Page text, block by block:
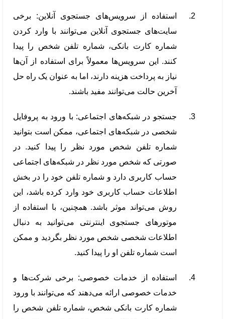
استفاده از سرویس‌های جستجوی آنلاین: برخی
سایت‌های جستجوی آنلاین می‌توانند با وارد کردن
شماره کارت بانکی، شماره تلفن شخص را پیدا
کنند. این سرویس‌ها معمولاً برای استفاده از آن‌ها
نیاز به پرداخت هزینه دارند، اما به عنوان یک راه حل
آخرین حالت می‌توانند مفید باشند.
جستجو در شبکه‌های اجتماعی: با ورود به پروفایل
شخصی در شبکه‌های اجتماعی، ممکن است بتوانید
شماره تلفن شخص مورد نظر را پیدا کنید. در
صورتی که شخص مورد نظر در شبکه‌های اجتماعی
حساب کاربری دارد و شماره تلفن خود را در بخش
اطلاعات حساب کاربری خود وارد کرده باشد، این
روش می‌تواند موثر باشد. همچنین، با استفاده از
موتورهای جستجوی اینترنتی می‌توانید به دنبال
اطلاعات شخصی شخص مورد نظر بگردید و ممکن
است شماره تلفن او را پیدا کنید.
استفاده از خدمات خصوصی: برخی شرکت‌ها و
خدمات خصوصی ارائه می‌دهند که می‌توانند با ورود
شماره کارت بانکی شخص، شماره تلفن شخص را